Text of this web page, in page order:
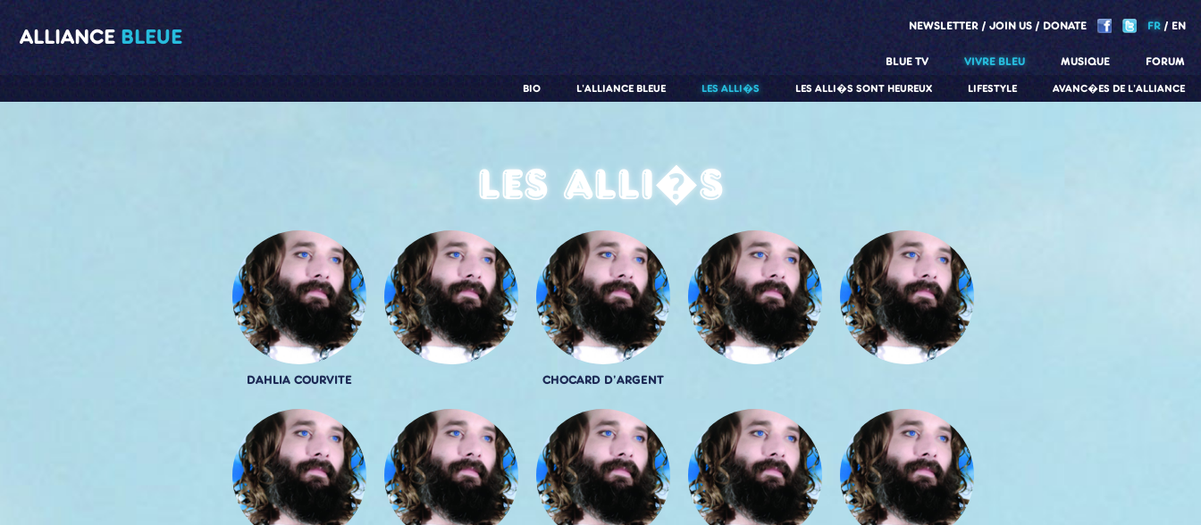
ALLIANCE BLEUE NEWSLETTER JOIN US DONATE FR EN
BLUE TV VIVRE BLEU
AVANC�ES DE L'ALLIANCE
LIFESTYLE
LES ALLI�S SONT HEUREUX
LES ALLI�S
L'ALLIANCE BLEUE
BIO
MUSIQUE FORUM
Les alli�s
DAHLIA COURVITE CHOCARD D'ARGENT